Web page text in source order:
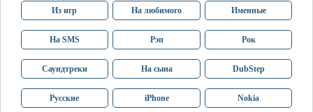
Из игр На любимого Именные
На SMS Рэп Рок
Саундтреки На сына DubStep
Русские iPhone Nokia